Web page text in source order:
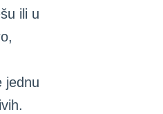
ili u
jednu